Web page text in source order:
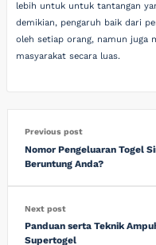
lebih untuk untuk tantangan
demikian, pengaruh baik dari
oleh setiap orang, namun juga
masyarakat secara luas.
Previous post
Nomor Pengeluaran Togel
Beruntung Anda?
Next post
Panduan serta Teknik
Supertogel